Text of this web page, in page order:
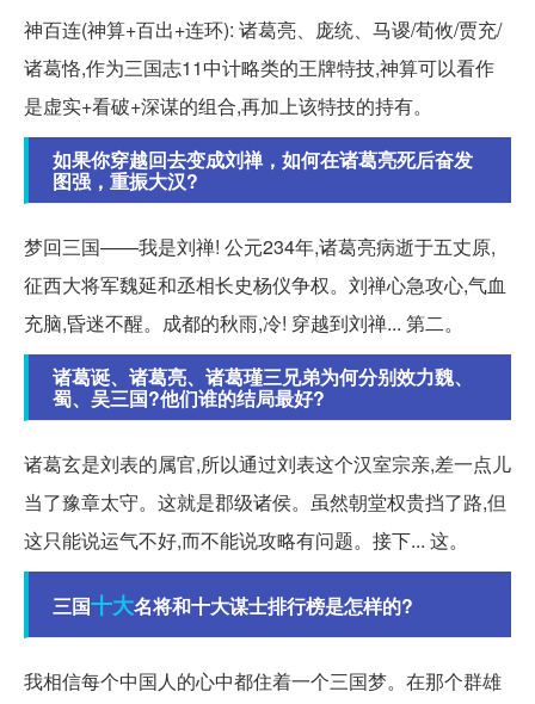
神百连(神算+百出+连环): 诸葛亮、庞统、马谡/荀攸/贾充/
诸葛恪,作为三国志11中计略类的王牌特技,神算可以看作
是虚实+看破+深谋的组合,再加上该特技的持有。
如果你穿越回去变成刘禅，如何在诸葛亮死后奋发
图强，重振大汉?
梦回三国——我是刘禅! 公元234年,诸葛亮病逝于五丈原,
征西大将军魏延和丞相长史杨仪争权。刘禅心急攻心,气血
充脑,昏迷不醒。成都的秋雨,冷! 穿越到刘禅... 第二。
诸葛诞、诸葛亮、诸葛瑾三兄弟为何分别效力魏、
蜀、吴三国?他们谁的结局最好?
诸葛玄是刘表的属官,所以通过刘表这个汉室宗亲,差一点儿
当了豫章太守。这就是郡级诸侯。虽然朝堂权贵挡了路,但
这只能说运气不好,而不能说攻略有问题。接下... 这。
三国十大名将和十大谋士排行榜是怎样的?
我相信每个中国人的心中都住着一个三国梦。在那个群雄